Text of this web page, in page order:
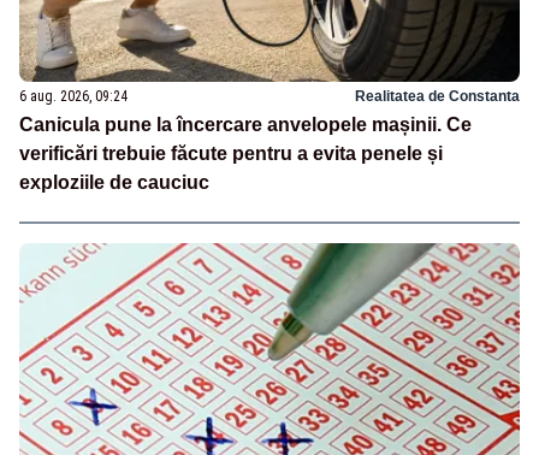
6 aug. 2026, 09:24 Realitatea de Constanta
Canicula pune la încercare anvelopele mașinii. Ce
verificări trebuie făcute pentru a evita penele și
exploziile de cauciuc